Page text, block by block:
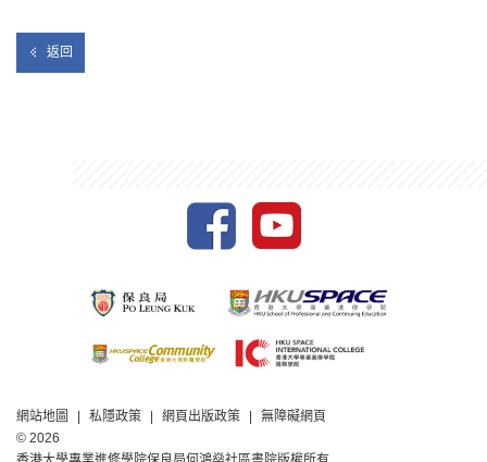
返回
網站地圖 私隱政策 網頁出版政策
無障礙網頁
© 2026